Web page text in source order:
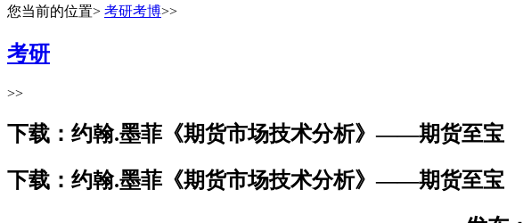
您当前的位置> 考研考博>>
考研
>>
下载：约翰.墨菲《期货市场技术分析》——期货至宝
下载：约翰.墨菲《期货市场技术分析》——期货至宝